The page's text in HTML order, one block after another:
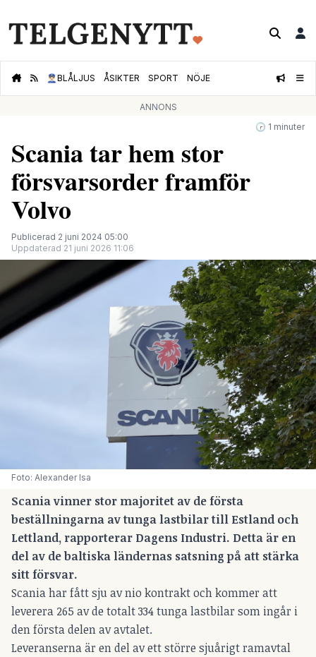
👮🏻‍♂️BLÅLJUS ÅSIKTER SPORT NÖJE
ANNONS
🕝 1 minuter
Scania tar hem stor
försvarsorder framför
Volvo
Publicerad 2 juni 2024 05:00
Uppdaterad 21 juni 2026 11:06
Foto: Alexander Isa
Scania vinner stor majoritet av de första
beställningarna av tunga lastbilar till Estland och
Lettland, rapporterar Dagens Industri. Detta är en
del av de baltiska ländernas satsning på att stärka
sitt försvar.
Scania har fått sju av nio kontrakt och kommer att
leverera 265 av de totalt 334 tunga lastbilar som ingår i
den första delen av avtalet.
Leveranserna är en del av ett större sjuårigt ramavtal